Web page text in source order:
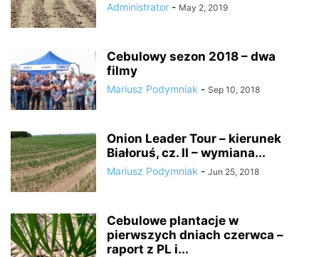
Administrator - May 2, 2019
Cebulowy sezon 2018 – dwa
filmy
Mariusz Podymniak - Sep 10, 2018
Onion Leader Tour – kierunek
Białoruś, cz. II – wymiana...
Mariusz Podymniak - Jun 25, 2018
Cebulowe plantacje w
pierwszych dniach czerwca –
raport z PL i...